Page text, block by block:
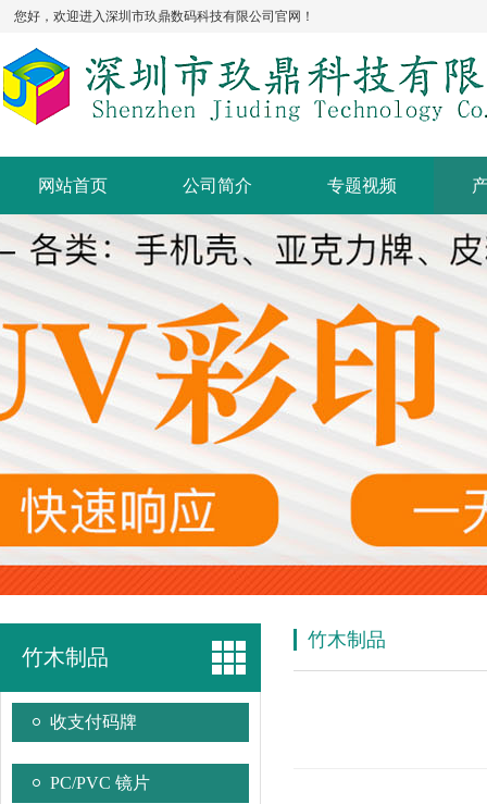
您好，欢迎进入深圳市玖鼎数码科技有限公司官网！
网站首页 公司简介 专题视频
竹木制品
收支付码牌
PC/PVC 镜片
竹木制品